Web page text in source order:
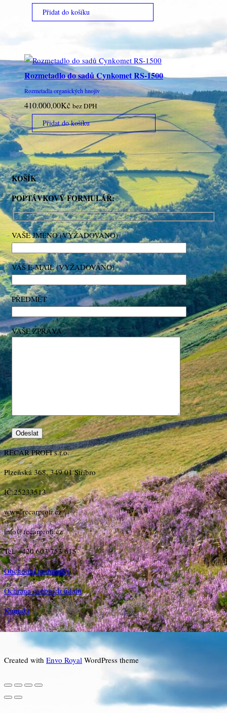
Přidat do košíku
Rozmetadlo do sadů Cynkomet RS-1500
Rozmetadla organických hnojiv
410.000,00Kč bez DPH
Přidat do košíku
KOŠÍK
POPTÁVKOVÝ FORMULÁŘ:
VAŠE JMÉNO (VYŽADOVÁNO)
VÁŠ E-MAIL (VYŽADOVÁNO)
PŘEDMĚT
VAŠE ZPRÁVA
RECAR PROFI s.r.o.
Plzeňská 368, 349 01 Stříbro
IČ:25233513
www.recarprofi.cz
info@recarprofi.cz
Tel. +420 603 753 615
Obchodní podmínky
Ochrana osobních údajů
Kontakt
Created with Envo Royal WordPress theme